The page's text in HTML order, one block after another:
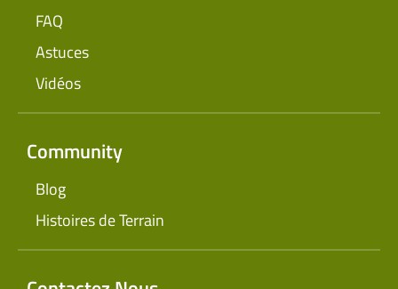
FAQ
Astuces
Vidéos
Community
Blog
Histoires de Terrain